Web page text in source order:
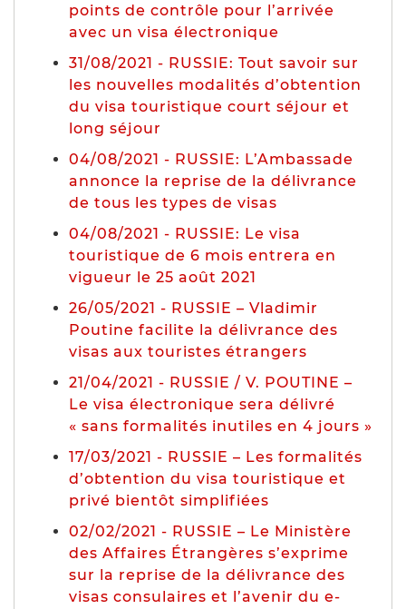
points de contrôle pour l’arrivée
avec un visa électronique
31/08/2021 - RUSSIE: Tout savoir sur
les nouvelles modalités d’obtention
du visa touristique court séjour et
long séjour
04/08/2021 - RUSSIE: L’Ambassade
annonce la reprise de la délivrance
de tous les types de visas
04/08/2021 - RUSSIE: Le visa
touristique de 6 mois entrera en
vigueur le 25 août 2021
26/05/2021 - RUSSIE – Vladimir
Poutine facilite la délivrance des
visas aux touristes étrangers
21/04/2021 - RUSSIE / V. POUTINE –
Le visa électronique sera délivré
« sans formalités inutiles en 4 jours »
17/03/2021 - RUSSIE – Les formalités
d’obtention du visa touristique et
privé bientôt simplifiées
02/02/2021 - RUSSIE – Le Ministère
des Affaires Étrangères s’exprime
sur la reprise de la délivrance des
visas consulaires et l’avenir du e-